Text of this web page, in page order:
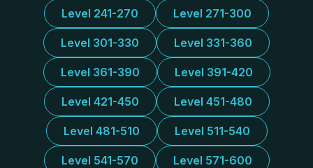
Level 241-270 Level 271-300
Level 301-330 Level 331-360
Level 361-390 Level 391-420
Level 421-450 Level 451-480
Level 481-510 Level 511-540
Level 541-570 Level 571-600